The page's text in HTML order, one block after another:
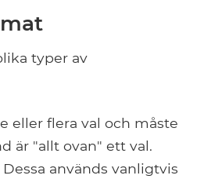
typer av
eller flera val och måste
är "allt ovan" ett val.
används vanligtvis